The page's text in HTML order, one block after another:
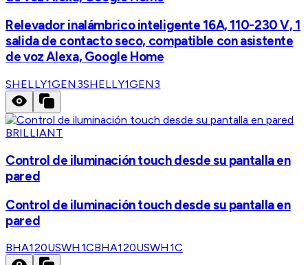
Relevador inalámbrico inteligente 16A, 110-230 V, 1
salida de contacto seco, compatible con asistente
de voz Alexa, Google Home
SHELLY1GEN3SHELLY1GEN3
BRILLIANT
Control de iluminación touch desde su pantalla en
pared
Control de iluminación touch desde su pantalla en
pared
BHA120USWH1CBHA120USWH1C